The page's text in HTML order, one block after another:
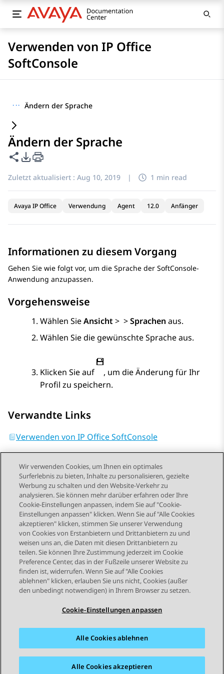
Verwenden von IP Office
SoftConsole
··· Ändern der Sprache
Ändern der Sprache
Diese Seite teilen
PDF-Exportoptionen
Zuletzt aktualisiert : Aug 10, 2019 | 1 min read
Avaya IP Office Verwendung Agent 12.0 Anfänger
Informationen zu diesem Vorgang
Gehen Sie wie folgt vor, um die Sprache der SoftConsole-
Anwendung anzupassen.
Vorgehensweise
Wählen SieAnsicht > >Sprachen aus.
Wählen Sie die gewünschte Sprache aus.
Klicken Sie auf
, um die Änderung für Ihr
Profil zu speichern.
Verwandte Links
Verwenden von IP Office SoftConsole
Send Feedback
Themennavigation
Vorheriges Thema Nächstes Thema
STAY CONNECTED
Sitemap Nutzungsbedingungen
Datenschutz
Marken
Barrierefreiheit
Wir verwenden Cookies, um Ihnen ein optimales
Surferlebnis zu bieten, Inhalte zu personalisieren, gezielte
Werbung zu schalten und den Website-Verkehr zu
analysieren. Sie können mehr darüber erfahren oder Ihre
Cookie-Einstellungen anpassen, indem Sie auf "Cookie-
Einstellungen anpassen" klicken. Wenn Sie auf "Alle Cookies
akzeptieren" klicken, stimmen Sie unserer Verwendung
von Cookies von Erstanbietern und Drittanbietern zu und
weisen uns an, die Daten mit diesen Drittanbietern zu
teilen. Sie können Ihre Zustimmung jederzeit im Cookie
Preference Center, das in der Fußzeile unserer Website zu
finden ist, widerrufen. Wenn Sie auf "Alle Cookies
ablehnen" klicken, erlauben Sie uns nicht, Cookies (außer
den unbedingt notwendigen) in Ihrem Browser zu setzen.
Cookie-Einstellungen anpassen
Alle Cookies ablehnen
Alle Cookies akzeptieren